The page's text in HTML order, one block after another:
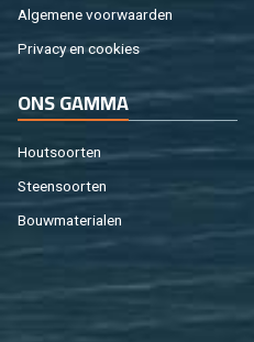
Al­ge­me­ne voor­waar­den
Pri­va­cy en coo­kies
ONS GAMMA
Hout­soor­ten
Steen­soor­ten
Bouw­ma­te­ri­a­len